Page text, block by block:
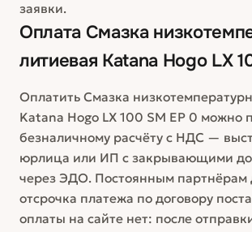
заявки.
Оплата Смазка
литиевая Katana Hogo LX
Оплатить Смазка
Katana Hogo LX 100 SM EP 0 можно
безналичному расчёту с НДС —
юрлица или ИП с закрывающими
через ЭДО. Постоянным партнёрам
отсрочка платежа по договору
оплаты на сайте нет: после